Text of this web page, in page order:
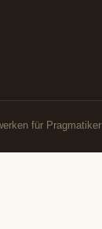
für Pragmatiker